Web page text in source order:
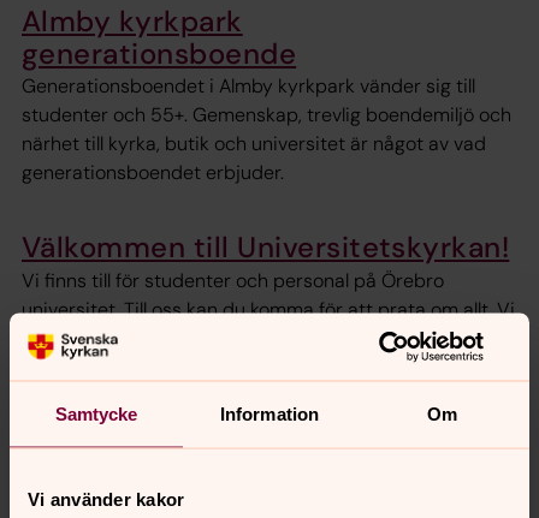
Samtycke Information Om
Vi använder kakor
Almby kyrkpark
generationsboende
Generationsboendet i Almby kyrkpark vänder sig till
studenter och 55+. Gemenskap, trevlig boendemiljö och
närhet till kyrka, butik och universitet är något av vad
generationsboendet erbjuder.
Välkommen till Universitetskyrkan!
Vi finns till för studenter och personal på Örebro
universitet. Till oss kan du komma för att prata om allt. Vi
sitter i Forumhuset.
Den gode herdens kapell
Den gode herdens kapell är en distriktskyrka i Almby
och är granne med skolan, biblioteket och mataffären.